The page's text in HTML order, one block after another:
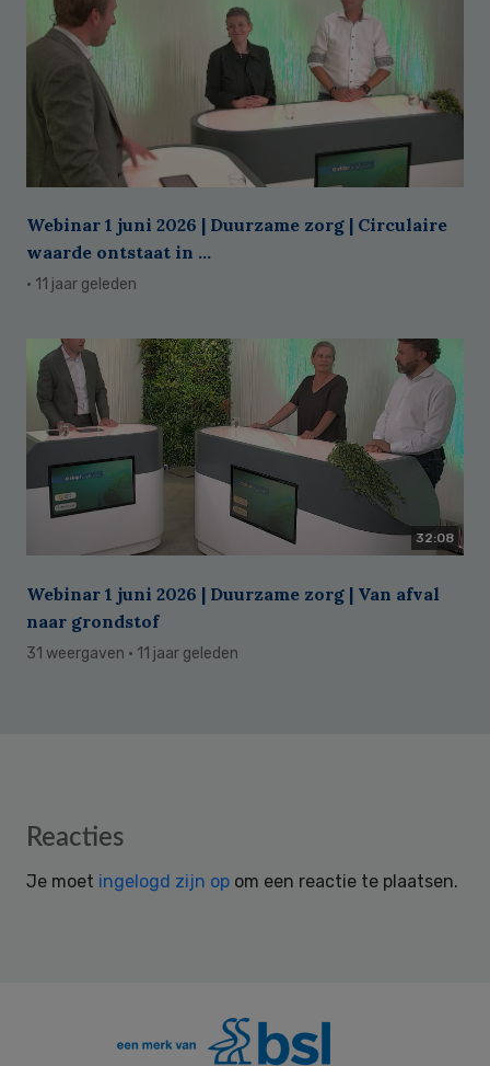
Webinar 1 juni 2026 | Duurzame zorg | Circulaire
waarde ontstaat in ...
· 11 jaar geleden
32:08
Webinar 1 juni 2026 | Duurzame zorg | Van afval
naar grondstof
31 weergaven · 11 jaar geleden
Reader
Reacties
Je moet ingelogd zijn op om een reactie te plaatsen.